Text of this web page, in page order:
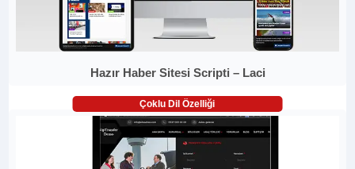
Hazır Haber Sitesi Scripti – Laci
Çoklu Dil Özelliği